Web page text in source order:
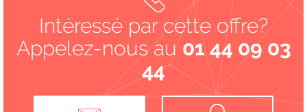
Intéressé par cette offre?
Appelez-nous au01 44 09 03
44